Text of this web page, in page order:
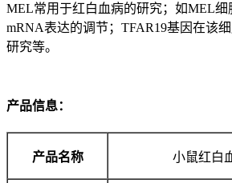
MEL常用于红白血病的研究；如MEL细
mRNA表达的调节；TFAR19基因在该
研究等。
产品信息：
产品名称 小鼠红白